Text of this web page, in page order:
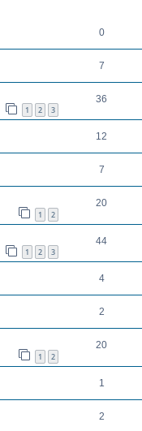
0
7
1 2 3
36
12
7
1 2
20
1 2 3
44
4
2
1 2
20
1
2